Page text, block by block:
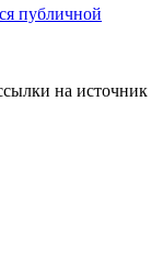
публичной
на источник